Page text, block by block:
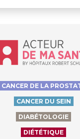
Accueil - Acteur de
CANCER DE LA
CANCER DU SEIN
DIABÉTOLOGIE
DIÉTÉTIQUE